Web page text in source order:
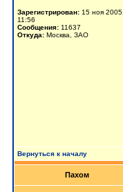
Зарегистрирован: 15 ноя 2005,
11:56
Сообщения: 11637
Откуда: Москва, ЗАО
Вернуться к началу
Пахом